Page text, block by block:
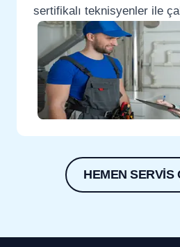
sertifikalı teknisyenler ile
HEMEN SERVİS